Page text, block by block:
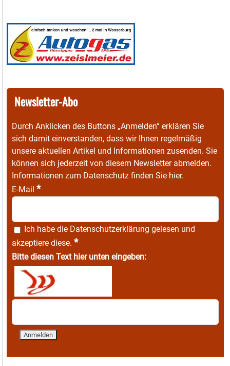
Newsletter-Abo
Durch Anklicken des Buttons „Anmelden“ erklären Sie
sich damit einverstanden, dass wir Ihnen regelmäßig
unsere aktuellen Artikel und Informationen zusenden. Sie
können sich jederzeit von diesem Newsletter abmelden.
Informationen zum Datenschutz finden Sie hier.
E-Mail *
Ich habe die Datenschutzerklärung gelesen und
akzeptiere diese. *
Bitte diesen Text hier unten eingeben: